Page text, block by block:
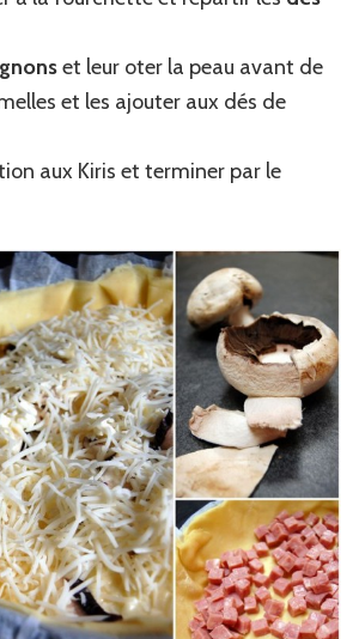
et leur oter la peau avant de
et les ajouter aux dés de
aux Kiris et terminer par le